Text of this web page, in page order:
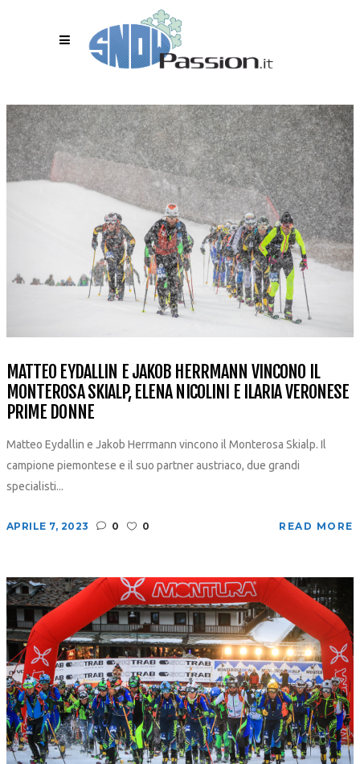
MATTEO EYDALLIN E JAKOB HERRMANN VINCONO IL
MONTEROSA SKIALP, ELENA NICOLINI E ILARIA VERONESE
PRIME DONNE
Matteo Eydallin e Jakob Herrmann vincono il Monterosa Skialp. Il
campione piemontese e il suo partner austriaco, due grandi
specialisti...
APRILE 7, 2023 0 0 READ MORE